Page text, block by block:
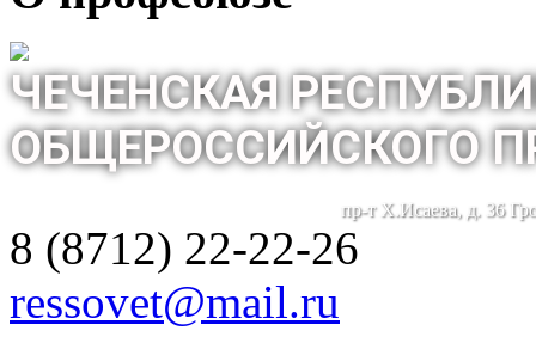
ЧЕЧЕНСКАЯ
ОБЩЕРОССИЙСКОГО
пр-т Х.Исаева, д. 36
8 (8712) 22-22-26
ressovet@mail.ru